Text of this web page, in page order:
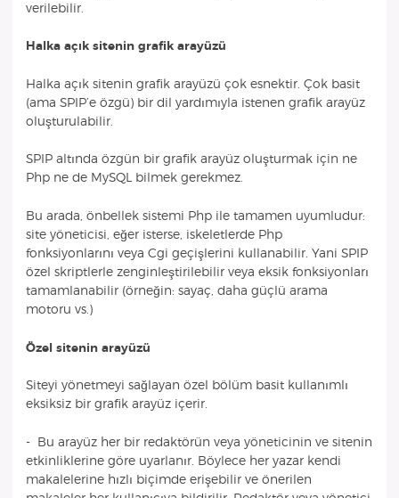
verilebilir.
Halka açık sitenin grafik arayüzü
Halka açık sitenin grafik arayüzü çok esnektir. Çok basit
(ama SPIP’e özgü) bir dil yardımıyla istenen grafik arayüz
oluşturulabilir.
SPIP altında özgün bir grafik arayüz oluşturmak için ne
Php ne de MySQL bilmek gerekmez.
Bu arada, önbellek sistemi Php ile tamamen uyumludur:
site yöneticisi, eğer isterse, iskeletlerde Php
fonksiyonlarını veya Cgi geçişlerini kullanabilir. Yani SPIP
özel skriptlerle zenginleştirilebilir veya eksik fonksiyonları
tamamlanabilir (örneğin: sayaç, daha güçlü arama
motoru vs.)
Özel sitenin arayüzü
Siteyi yönetmeyi sağlayan özel bölüm basit kullanımlı
eksiksiz bir grafik arayüz içerir.
- Bu arayüz her bir redaktörün veya yöneticinin ve sitenin
etkinliklerine göre uyarlanır. Böylece her yazar kendi
makalelerine hızlı biçimde erişebilir ve önerilen